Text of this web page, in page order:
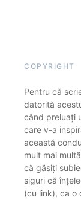
COPYRIGHT
Pentru că
datorită
când preluați
care v-a
această
mult mai
că găsiți
siguri că
(cu link), ca o